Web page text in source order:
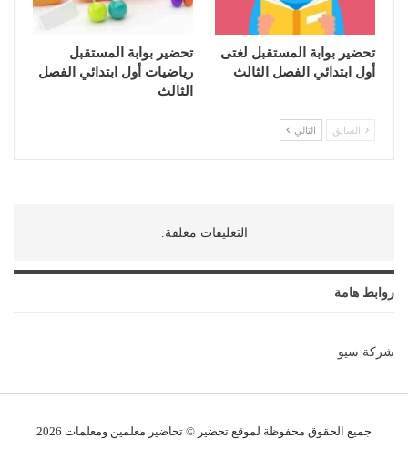
تحضير بوابة المستقبل لغتى
أول ابتدائي الفصل الثالث
تحضير بوابة المستقبل
رياضيات أول ابتدائي الفصل
الثالث
السابق التالي
التعليقات مغلقة.
روابط هامة
شركة سيو
جميع الحقوق محفوظة لموقع تحضير © تحاضير معلمين ومعلمات